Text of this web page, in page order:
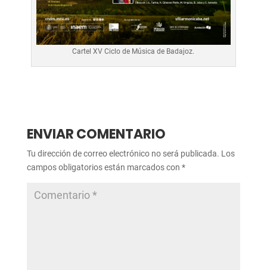
Cartel XV Ciclo de Música de Badajoz.
ENVIAR COMENTARIO
Tu dirección de correo electrónico no será publicada. Los
campos obligatorios están marcados con *